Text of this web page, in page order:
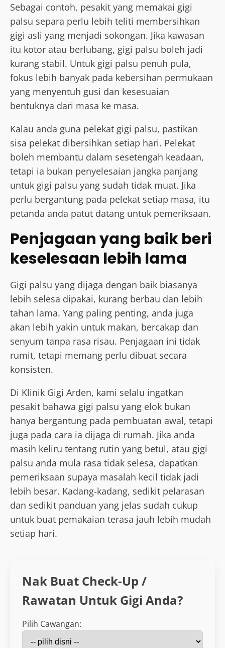
Sebagai contoh, pesakit yang memakai gigi
palsu separa perlu lebih teliti membersihkan
gigi asli yang menjadi sokongan. Jika kawasan
itu kotor atau berlubang, gigi palsu boleh jadi
kurang stabil. Untuk gigi palsu penuh pula,
fokus lebih banyak pada kebersihan permukaan
yang menyentuh gusi dan kesesuaian
bentuknya dari masa ke masa.
Kalau anda guna pelekat gigi palsu, pastikan
sisa pelekat dibersihkan setiap hari. Pelekat
boleh membantu dalam sesetengah keadaan,
tetapi ia bukan penyelesaian jangka panjang
untuk gigi palsu yang sudah tidak muat. Jika
perlu bergantung pada pelekat setiap masa, itu
petanda anda patut datang untuk pemeriksaan.
Penjagaan yang baik beri
keselesaan lebih lama
Gigi palsu yang dijaga dengan baik biasanya
lebih selesa dipakai, kurang berbau dan lebih
tahan lama. Yang paling penting, anda juga
akan lebih yakin untuk makan, bercakap dan
senyum tanpa rasa risau. Penjagaan ini tidak
rumit, tetapi memang perlu dibuat secara
konsisten.
Di Klinik Gigi Arden, kami selalu ingatkan
pesakit bahawa gigi palsu yang elok bukan
hanya bergantung pada pembuatan awal, tetapi
juga pada cara ia dijaga di rumah. Jika anda
masih keliru tentang rutin yang betul, atau gigi
palsu anda mula rasa tidak selesa, dapatkan
pemeriksaan supaya masalah kecil tidak jadi
lebih besar. Kadang-kadang, sedikit pelarasan
dan sedikit panduan yang jelas sudah cukup
untuk buat pemakaian terasa jauh lebih mudah
setiap hari.
Nak Buat Check-Up /
Rawatan Untuk Gigi Anda?
Pilih Cawangan: